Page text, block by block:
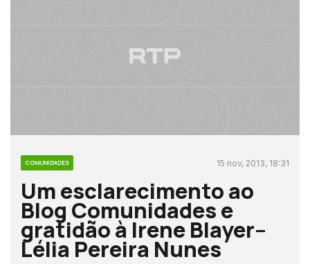
COMUNIDADES 15 nov, 2013, 18:31
Um esclarecimento ao
Blog Comunidades e
gratidão à Irene Blayer–
Lélia Pereira Nunes